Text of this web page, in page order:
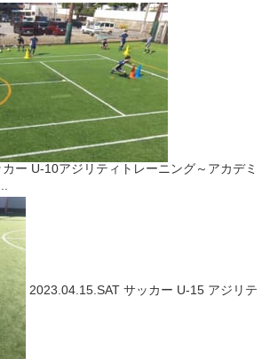
ー U-10アジリティトレーニング～アカデミ
2023.04.15.SAT サッカー U-15 アジリテ